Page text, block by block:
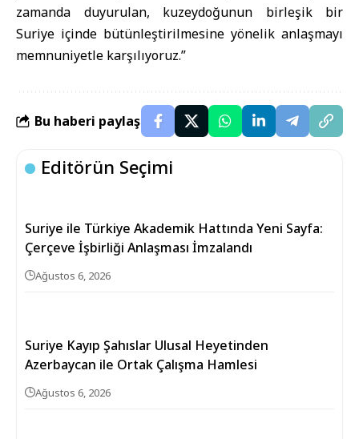
zamanda duyurulan, kuzeydoğunun birleşik bir
Suriye içinde bütünleştirilmesine yönelik anlaşmayı
memnuniyetle karşılıyoruz.”
Bu haberi paylaş
Editörün Seçimi
Suriye ile Türkiye Akademik Hattında Yeni Sayfa:
Çerçeve İşbirliği Anlaşması İmzalandı
Ağustos 6, 2026
Suriye Kayıp Şahıslar Ulusal Heyetinden
Azerbaycan ile Ortak Çalışma Hamlesi
Ağustos 6, 2026